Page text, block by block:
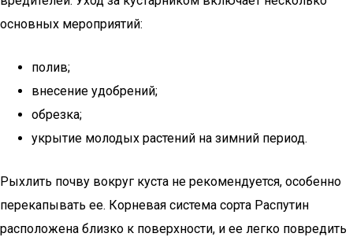
основных мероприятий:
полив;
внесение удобрений;
обрезка;
укрытие молодых растений на зимний период.
Рыхлить почву вокруг куста не рекомендуется, особенно
перекапывать ее. Корневая система сорта Распутин
расположена близко к поверхности, и ее легко повредить